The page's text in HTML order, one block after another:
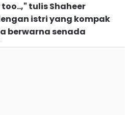
too..," tulis Shaheer
istri yang kompak
berwarna senada